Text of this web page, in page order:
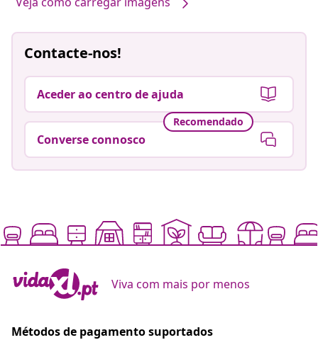
Contacte-nos!
Aceder ao centro de ajuda
Recomendado
Converse connosco
Viva com mais por menos
Métodos de pagamento suportados